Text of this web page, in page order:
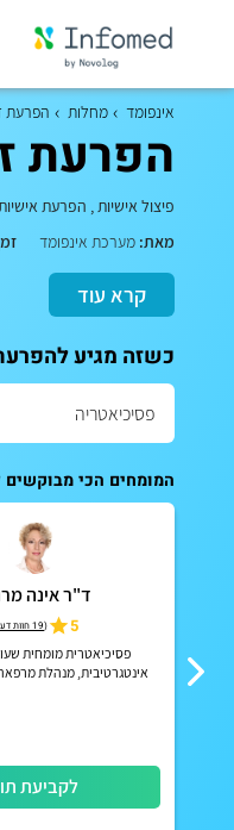
אינפומד מחלות הפרעת
הפרעת
פיצול אישיות, הפרעת
מאת: מערכת אינפומד
קרא עוד
כשזה מגיע
המומחים הכי מבוקשים
ד"ר אינה
5
(19 חוות דעת
פסיכיאטרית מומחית
אינטגרטיבית, מנהלת
לקביעת